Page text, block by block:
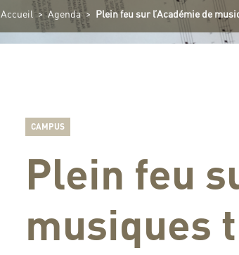
Accueil > Agenda > Plein feu sur l’Académie de
CAMPUS
Plein feu
musiques